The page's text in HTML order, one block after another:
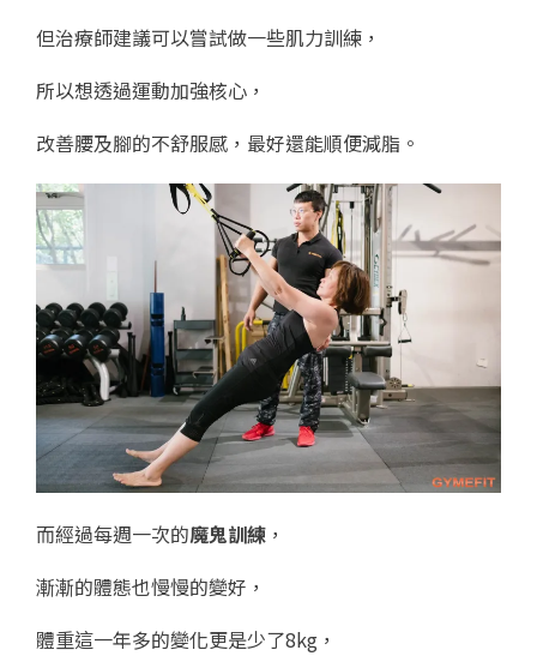
但治療師建議可以嘗試做一些肌力訓練，
所以想透過運動加強核心，
改善腰及腳的不舒服感，最好還能順便減脂。
而經過每週一次的魔鬼訓練 ，
漸漸的體態也慢慢的變好，
體重這一年多的變化更是少了8kg，